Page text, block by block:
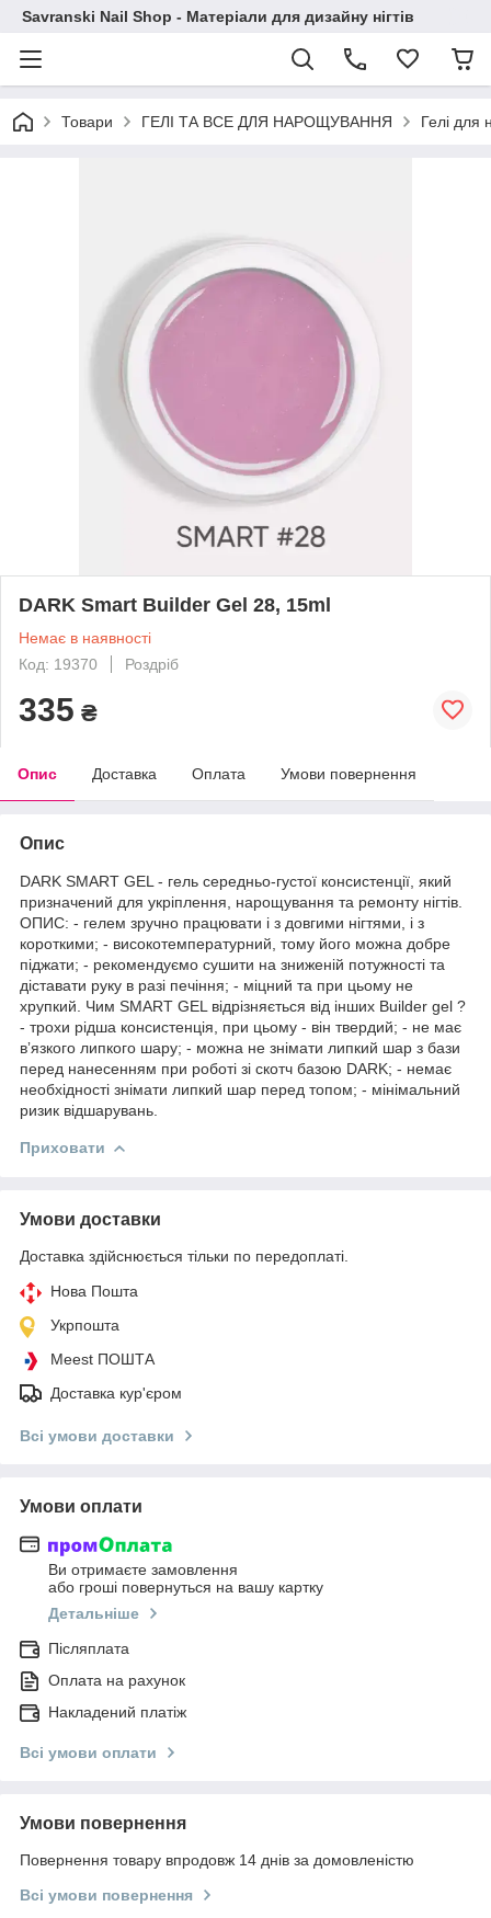
Savranski Nail Shop - Матеріали для дизайну нігтів
Товари ГЕЛІ ТА ВСЕ ДЛЯ НАРОЩУВАННЯ Гелі для
DARK Smart Builder Gel 28, 15ml
Немає в наявності
Код: 19370
Роздріб
335 ₴
Опис Доставка Оплата Умови повернення
Опис
DARK SMART GEL - гель середньо-густої консистенції, який
призначений для укріплення, нарощування та ремонту нігтів.
ОПИС: - гелем зручно працювати і з довгими нігтями, і з
короткими; - високотемпературний, тому його можна добре
піджати; - рекомендуємо сушити на зниженій потужності та
діставати руку в разі печіння; - міцний та при цьому не
хрупкий. Чим SMART GEL відрізняється від інших Builder gel ?
- трохи рідша консистенція, при цьому - він твердий; - не має
вʼязкого липкого шару; - можна не знімати липкий шар з бази
перед нанесенням при роботі зі скотч базою DARK; - немає
необхідності знімати липкий шар перед топом; - мінімальний
ризик відшарувань.
Приховати
Умови доставки
Доставка здійснюється тільки по передоплаті.
Нова Пошта
Укрпошта
Meest ПОШТА
Доставка кур'єром
Всі умови доставки
Умови оплати
Ви отримаєте замовлення
або гроші повернуться на вашу картку
Детальніше
Післяплата
Оплата на рахунок
Накладений платіж
Всі умови оплати
Умови повернення
Повернення товару впродовж 14 днів за домовленістю
Всі умови повернення